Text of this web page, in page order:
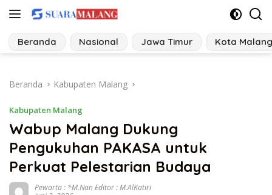
Langsung
konten
Beranda Nasional Jawa Timur Kota Malang
Beranda Kabupaten Malang
Kabupaten Malang
Wabup Malang Dukung
Pengukuhan PAKASA untuk
Perkuat Pelestarian Budaya
Pewarta : *M.Nan Editor : M.AlKatiri